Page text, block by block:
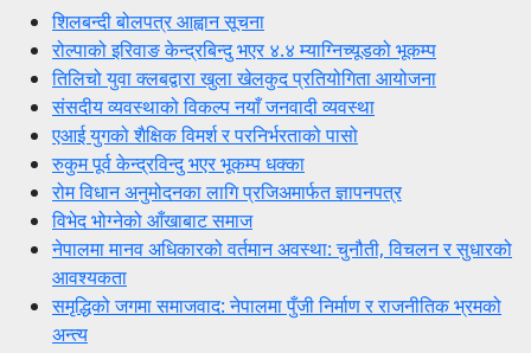
शिलबन्दी बोलपत्र आह्वान सूचना
रोल्पाको इरिवाङ केन्द्रबिन्दु भएर ४.४ म्याग्निच्यूडको भूकम्प
तिलिचो युवा क्लबद्वारा खुला खेलकुद प्रतियोगिता आयोजना
संसदीय व्यवस्थाको विकल्प नयाँ जनवादी व्यवस्था
एआई युगको शैक्षिक विमर्श र परनिर्भरताको पासो
रुकुम पूर्व केन्द्रविन्दु भएर भूकम्प धक्का
रोम विधान अनुमोदनका लागि प्रजिअमार्फत ज्ञापनपत्र
विभेद भोग्नेको आँखाबाट समाज
नेपालमा मानव अधिकारको वर्तमान अवस्था: चुनौती, विचलन र सुधारको
आवश्यकता
समृद्धिको जगमा समाजवाद: नेपालमा पुँजी निर्माण र राजनीतिक भ्रमको
अन्त्य